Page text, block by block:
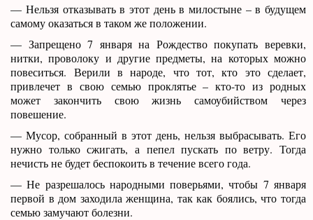
— Нельзя отказывать в этот день в милостыне – в будущем
самому оказаться в таком же положении.
— Запрещено 7 января на Рождество покупать веревки,
нитки, проволоку и другие предметы, на которых можно
повеситься. Верили в народе, что тот, кто это сделает,
привлечет в свою семью проклятье – кто-то из родных
может закончить свою жизнь самоубийством через
повешение.
— Мусор, собранный в этот день, нельзя выбрасывать. Его
нужно только сжигать, а пепел пускать по ветру. Тогда
нечисть не будет беспокоить в течение всего года.
— Не разрешалось народными поверьями, чтобы 7 января
первой в дом заходила женщина, так как боялись, что тогда
семью замучают болезни.